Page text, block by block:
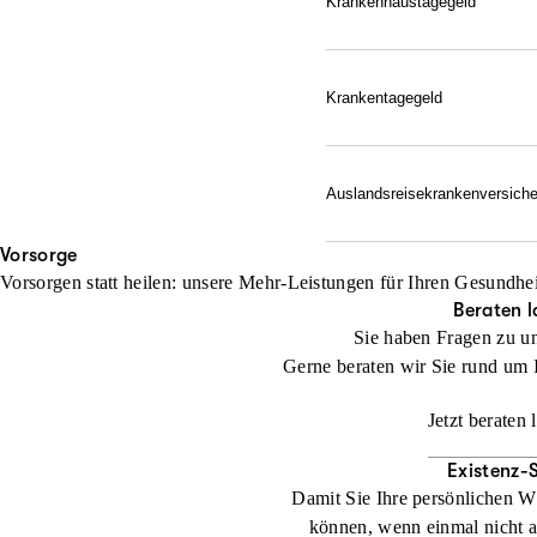
Jetzt konfigurieren
Ein
jeden Tag im
Jetzt konfigurieren
Krankentagegeld
abgesichert.
Jetzt konfigurieren
Vorsorge
Vorsorgen statt heilen: unsere Mehr-Leistungen für Ihren
Beraten
Sie haben Fragen zu
Gerne beraten wir Sie rund um
Jetzt beraten
Existenz-
Damit Sie Ihre persönlichen
können, wenn einmal nicht